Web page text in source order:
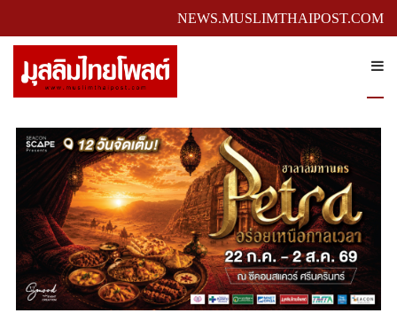
NEWS.MUSLIMTHAIPOST.COM